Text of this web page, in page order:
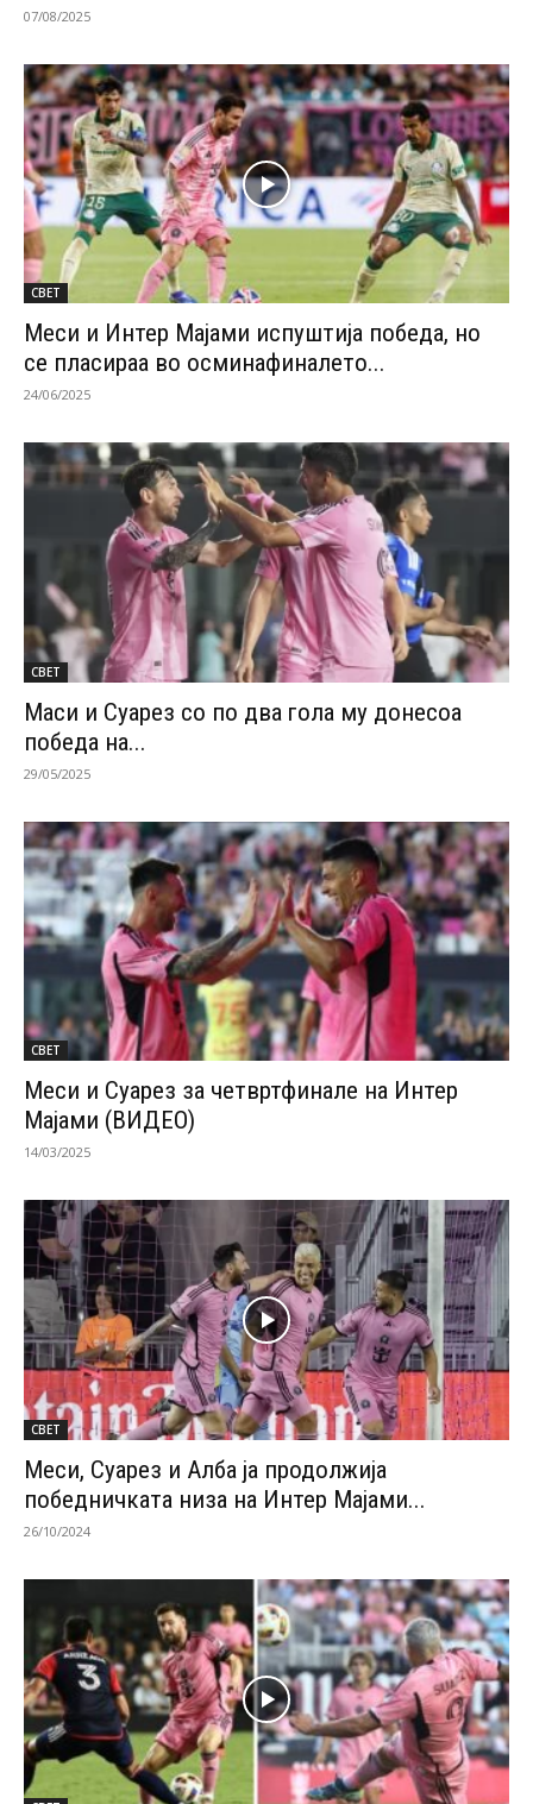
07/08/2025
СВЕТ
Меси и Интер Мајами испуштија победа, но
се пласираа во осминафиналето...
24/06/2025
СВЕТ
Маси и Суарез со по два гола му донесоа
победа на...
29/05/2025
СВЕТ
Меси и Суарез за четвртфинале на Интер
Мајами (ВИДЕО)
14/03/2025
СВЕТ
Меси, Суарез и Алба ја продолжија
победничката низа на Интер Мајами...
26/10/2024